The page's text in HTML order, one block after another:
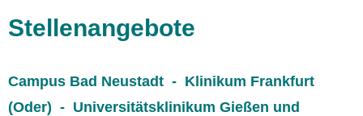
Stellenangebote
Campus Bad Neustadt - Klinikum Frankfurt
(Oder) - Universitätsklinikum Gießen und